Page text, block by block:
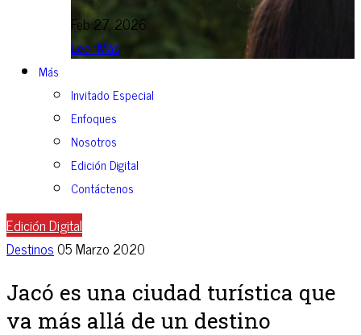
Feb 27, 2026
Leer Más
Más
Invitado Especial
Enfoques
Nosotros
Edición Digital
Contáctenos
Edición Digital
Destinos05 Marzo 2020
Jacó es una ciudad turística que
va más allá de un destino